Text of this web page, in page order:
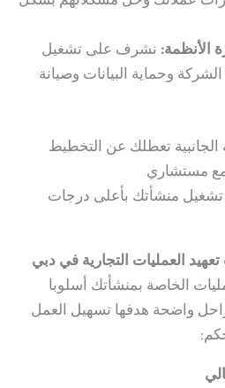
الأنظمة: نشرف على تشغيل
وحماية البيانات وصيانة
الجانبية تعطلك عن التخطيط
مستشاري
تشغيل منشأتك بأعلى درجات
العمليات التجارية في دبي
الخاصة بمنشأتك أسلوبا
واضحة هدفها تسهيل العمل